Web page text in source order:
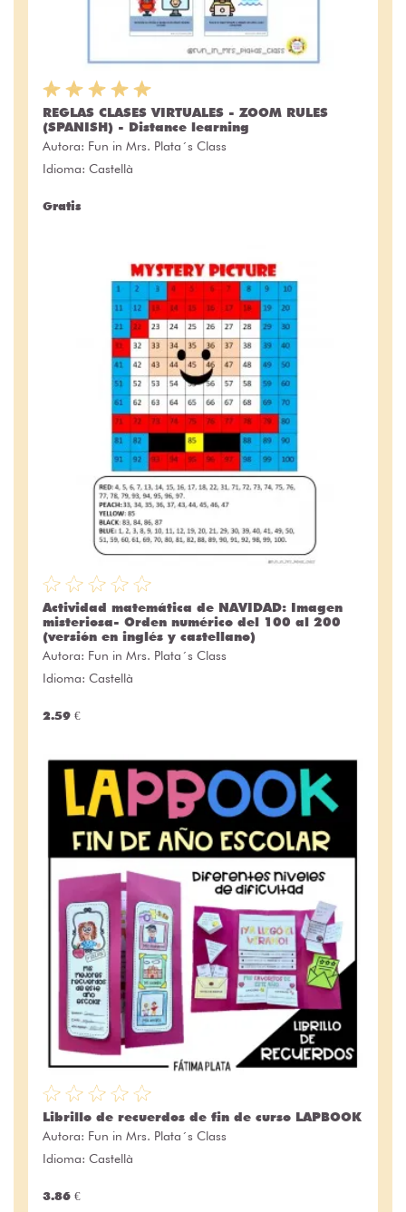
REGLAS CLASES VIRTUALES - ZOOM RULES
(SPANISH) - Distance learning
Autora: Fun in Mrs. Plata´s Class
Idioma: Castellà
Gratis
Actividad matemática de NAVIDAD: Imagen
misteriosa- Orden numérico del 100 al 200
(versión en inglés y castellano)
Autora: Fun in Mrs. Plata´s Class
Idioma: Castellà
2.59 €
Librillo de recuerdos de fin de curso LAPBOOK
Autora: Fun in Mrs. Plata´s Class
Idioma: Castellà
3.86 €